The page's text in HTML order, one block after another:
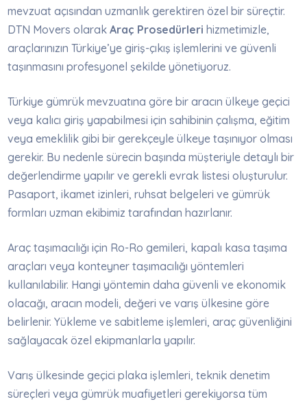
mevzuat açısından uzmanlık gerektiren özel bir süreçtir.
DTN Movers olarakAraç Prosedürleri hizmetimizle,
araçlarınızın Türkiye’ye giriş-çıkış işlemlerini ve güvenli
taşınmasını profesyonel şekilde yönetiyoruz.
Türkiye gümrük mevzuatına göre bir aracın ülkeye geçici
veya kalıcı giriş yapabilmesi için sahibinin çalışma, eğitim
veya emeklilik gibi bir gerekçeyle ülkeye taşınıyor olması
gerekir. Bu nedenle sürecin başında müşteriyle detaylı bir
değerlendirme yapılır ve gerekli evrak listesi oluşturulur.
Pasaport, ikamet izinleri, ruhsat belgeleri ve gümrük
formları uzman ekibimiz tarafından hazırlanır.
Araç taşımacılığı için Ro-Ro gemileri, kapalı kasa taşıma
araçları veya konteyner taşımacılığı yöntemleri
kullanılabilir. Hangi yöntemin daha güvenli ve ekonomik
olacağı, aracın modeli, değeri ve varış ülkesine göre
belirlenir. Yükleme ve sabitleme işlemleri, araç güvenliğini
sağlayacak özel ekipmanlarla yapılır.
Varış ülkesinde geçici plaka işlemleri, teknik denetim
süreçleri veya gümrük muafiyetleri gerekiyorsa tüm